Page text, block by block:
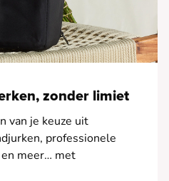
zonder limiet
van je keuze uit
professionele
meer… met